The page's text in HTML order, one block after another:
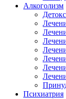
Алкоголизм
Психиатрия